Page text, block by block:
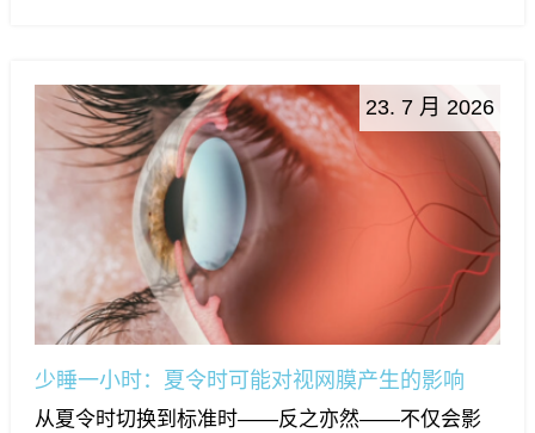
23. 7 月 2026
少睡一小时：夏令时可能对视网膜产生的影响
从夏令时切换到标准时——反之亦然——不仅会影